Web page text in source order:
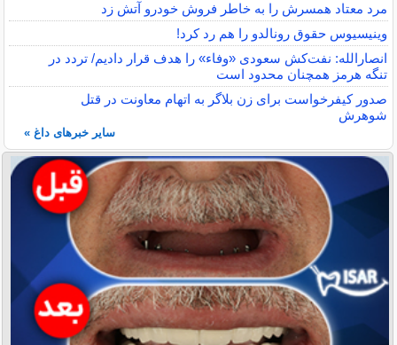
مرد معتاد همسرش را به خاطر فروش خودرو آتش زد
وینیسیوس حقوق رونالدو را هم رد کرد!
انصارالله: نفت‌کش سعودی «وفاء» را هدف قرار دادیم/ تردد در
تنگه هرمز همچنان محدود است
صدور کیفرخواست برای زن بلاگر به اتهام معاونت در قتل
شوهرش
سایر خبرهای داغ »